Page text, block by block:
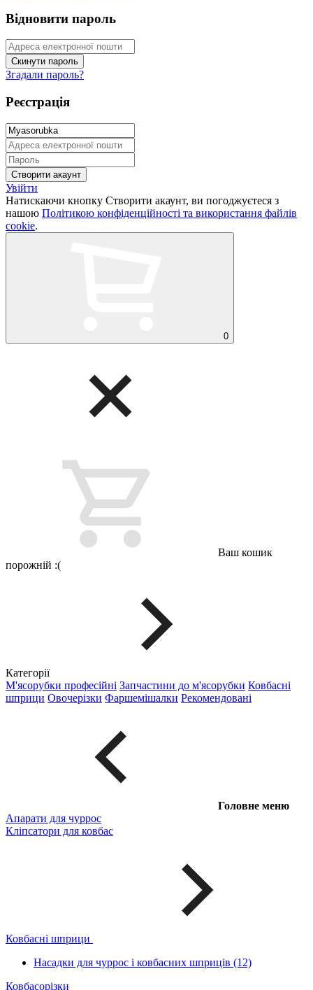
Відновити пароль
Згадали пароль?
Реєстрація
Увійти
Натискаючи кнопку Створити акаунт, ви погоджуєтеся з
нашою Політикою конфіденційності та використання файлів
cookie.
0
Ваш кошик
порожній :(
Категорії
М'ясорубки професійні Запчастини до м'ясорубки Ковбасні
шприци Овочерізки Фаршемішалки Рекомендовані
Головне меню
Апарати для чуррос
Кліпсатори для ковбас
Ковбасні шприци
Насадки для чуррос і ковбасних шприців (12)
Ковбасорізки